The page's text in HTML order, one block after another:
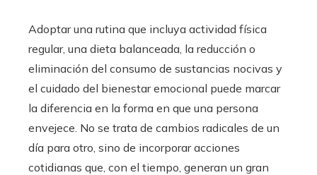
Adoptar una rutina que incluya actividad física
regular, una dieta balanceada, la reducción o
eliminación del consumo de sustancias nocivas y
el cuidado del bienestar emocional puede marcar
la diferencia en la forma en que una persona
envejece. No se trata de cambios radicales de un
día para otro, sino de incorporar acciones
cotidianas que, con el tiempo, generan un gran